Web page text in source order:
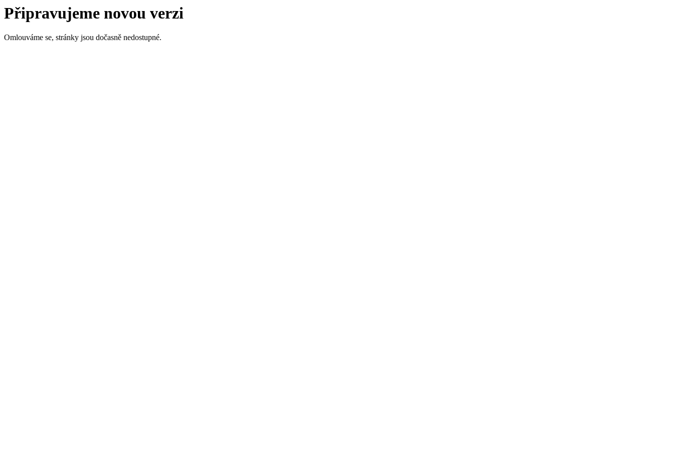
Připravujeme novou verzi
Omlouváme se, stránky jsou dočasně nedostupné.